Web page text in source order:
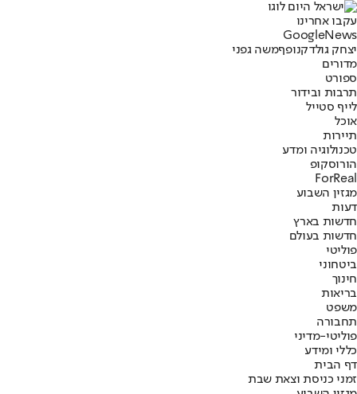
עקבו אחרינו
Googl eNews
יצחק גולדקנופףמשה גפני
מדורים
ספורט
תרבות ובידור
לייף סטייל
אוכל
תיירות
טכנולוגיה ומדע
הורוסקופ
ForReal
מגזין השבוע
דעות
חדשות בארץ
חדשות בעולם
פוליטי
ביטחוני
חינוך
בריאות
משפט
תחבורה
פוליטי-מדיני
כללי ומידע
דף הבית
זמני כניסת וצאת שבת